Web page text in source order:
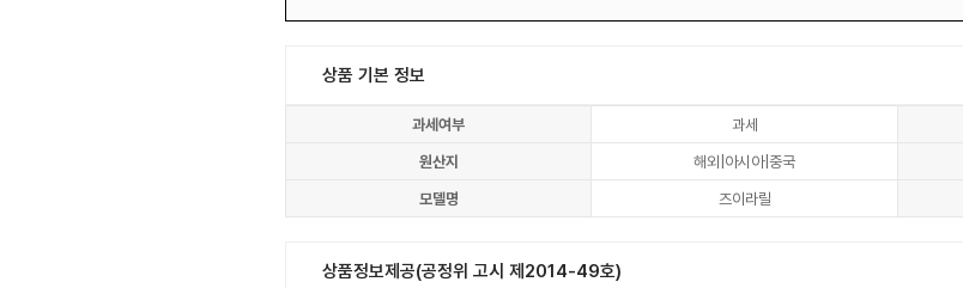
상품 기본 정보
과세여부 과세
원산지
해외|아시아|중국
모델명
즈이라릴
상품정보제공(공정위 고시 제2014-49호)